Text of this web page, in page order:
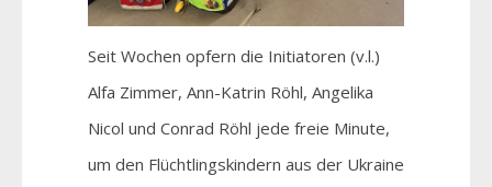
Seit Wochen opfern die Initiatoren (v.l.)
Alfa Zimmer, Ann-Katrin Röhl, Angelika
Nicol und Conrad Röhl jede freie Minute,
um den Flüchtlingskindern aus der Ukraine